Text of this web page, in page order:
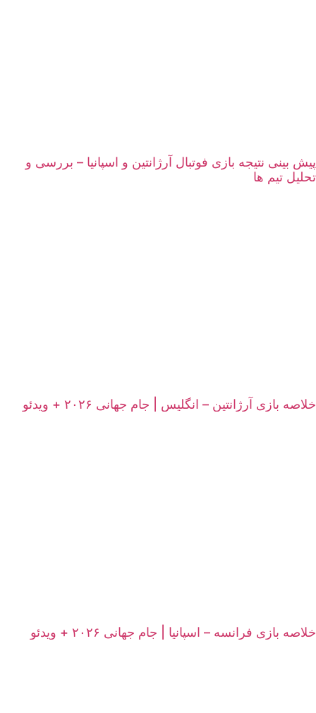
پیش بینی نتیجه بازی فوتبال آرژانتین و اسپانیا – بررسی و
تحلیل تیم ها
خلاصه بازی آرژانتین – انگلیس | جام جهانی ۲۰۲۶ + ویدئو
خلاصه بازی فرانسه – اسپانیا | جام جهانی ۲۰۲۶ + ویدئو